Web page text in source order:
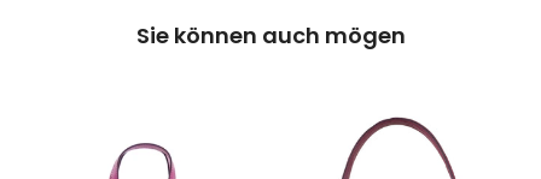
Sie können auch mögen